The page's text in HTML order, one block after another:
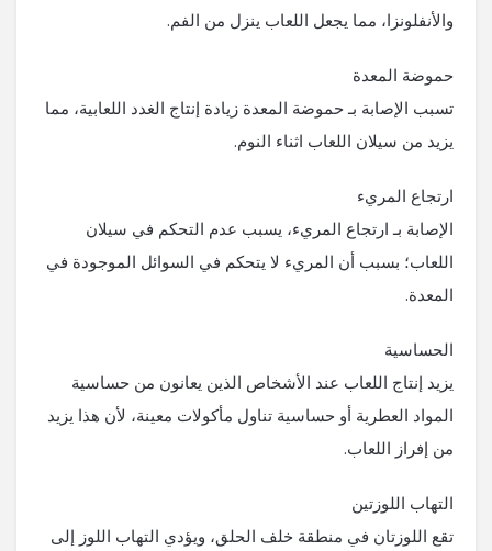
والأنفلونزا، مما يجعل اللعاب ينزل من الفم.
حموضة المعدة
تسبب الإصابة بـ حموضة المعدة زيادة إنتاج الغدد اللعابية، مما
يزيد من سيلان اللعاب اثناء النوم.
ارتجاع المريء
الإصابة بـ ارتجاع المريء، يسبب عدم التحكم في سيلان
اللعاب؛ بسبب أن المريء لا يتحكم في السوائل الموجودة في
المعدة.
الحساسية
يزيد إنتاج اللعاب عند الأشخاص الذين يعانون من حساسية
المواد العطرية أو حساسية تناول مأكولات معينة، لأن هذا يزيد
من إفراز اللعاب.
التهاب اللوزتين
تقع اللوزتان في منطقة خلف الحلق، ويؤدي التهاب اللوز إلى